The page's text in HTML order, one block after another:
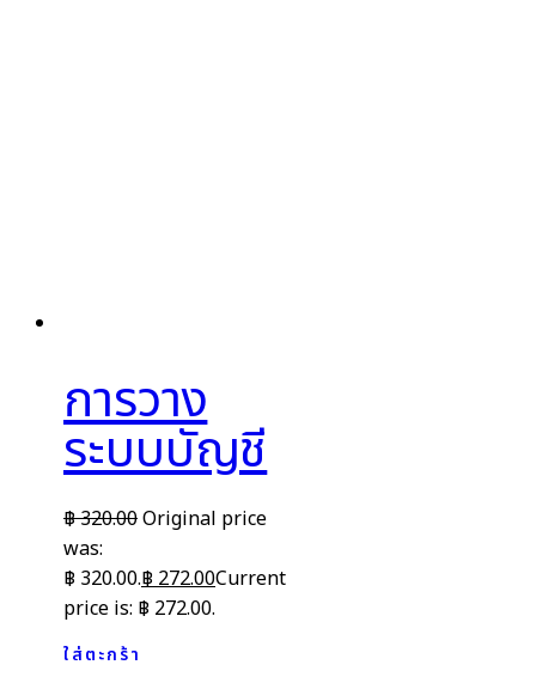
การวาง
ระบบบัญชี
฿320.00Original price
was:
฿ 320.00.฿272.00Current
price is: ฿ 272.00.
ใส่ตะกร้า